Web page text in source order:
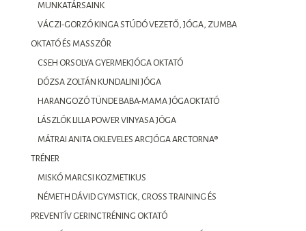
MUNKATÁRSAINK
VÁCZI-GORZÓ KINGA STÚDÓ VEZETŐ, JÓGA, ZUMBA
OKTATÓ ÉS MASSZŐR
CSEH ORSOLYA GYERMEKJÓGA OKTATÓ
DÓZSA ZOLTÁN KUNDALINI JÓGA
HARANGOZÓ TÜNDE BABA-MAMA JÓGAOKTATÓ
LÁSZLÓK LILLA POWER VINYASA JÓGA
MÁTRAI ANITA OKLEVELES ARCJÓGA ARCTORNA®
TRÉNER
MISKÓ MARCSI KOZMETIKUS
NÉMETH DÁVID GYMSTICK, CROSS TRAINING ÉS
PREVENTÍV GERINCTRÉNING OKTATÓ